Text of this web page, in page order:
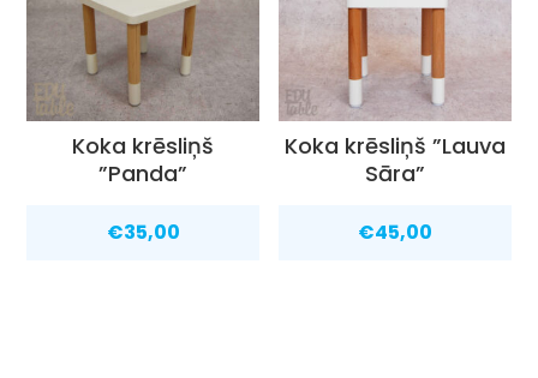
Koka krēsliņš
”Panda”
€35,00
Koka krēsliņš ”Lauva
Sāra”
€45,00